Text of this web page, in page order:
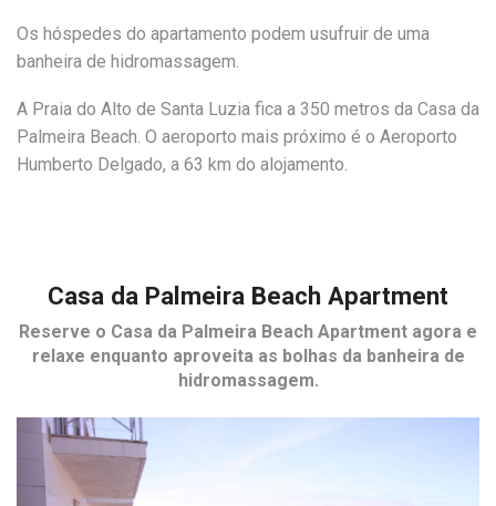
Os hóspedes do apartamento podem usufruir de uma
banheira de hidromassagem.
A Praia do Alto de Santa Luzia fica a 350 metros da Casa da
Palmeira Beach. O aeroporto mais próximo é o Aeroporto
Humberto Delgado, a 63 km do alojamento.
Casa da Palmeira Beach Apartment
Reserve o Casa da Palmeira Beach Apartment agora e
relaxe enquanto aproveita as bolhas da banheira de
hidromassagem.